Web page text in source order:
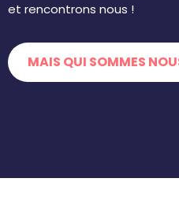
et rencontrons nous !
MAIS QUI SOMMES